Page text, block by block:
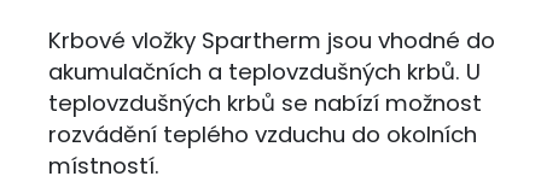
Krbové vložky Spartherm jsou vhodné do
akumulačních a teplovzdušných krbů. U
teplovzdušných krbů se nabízí možnost
rozvádění teplého vzduchu do okolních
místností.